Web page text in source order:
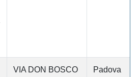
VIA DON BOSCO
Padova